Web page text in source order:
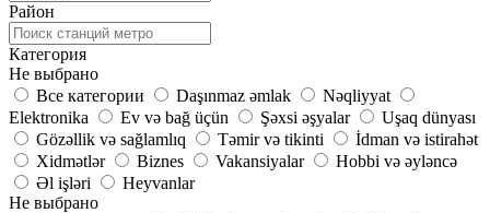
Район
Категория
Не выбрано
Все категории
Daşınmaz əmlak
Nəqliyyat
Elektronika
Ev və bağ üçün Şəxsi əşyalar
Uşaq dünyası
Gözəllik və sağlamlıq
Təmir və tikinti
İdman və istirahət
Xidmətlər
Biznes Vakansiyalar
Hobbi və əyləncə
Əl işləri
Heyvanlar
Не выбрано